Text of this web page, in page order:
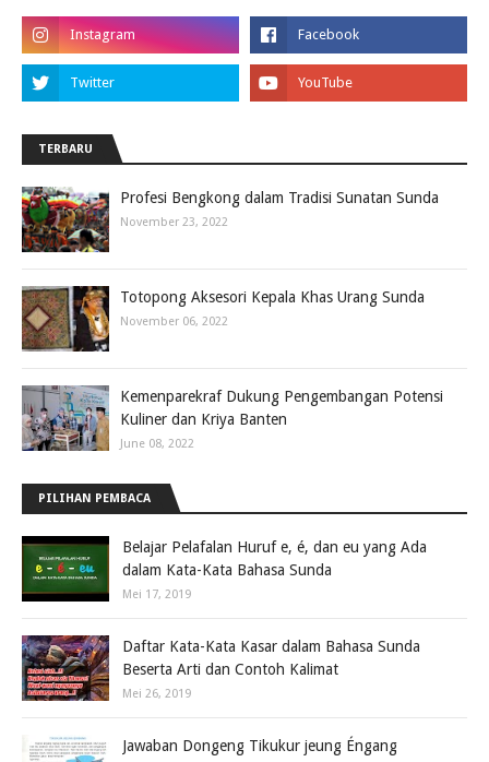
TERBARU
Profesi Bengkong dalam Tradisi Sunatan Sunda
November 23, 2022
Totopong Aksesori Kepala Khas Urang Sunda
November 06, 2022
Kemenparekraf Dukung Pengembangan Potensi
Kuliner dan Kriya Banten
June 08, 2022
PILIHAN PEMBACA
Belajar Pelafalan Huruf e, é, dan eu yang Ada
dalam Kata-Kata Bahasa Sunda
Mei 17, 2019
Daftar Kata-Kata Kasar dalam Bahasa Sunda
Beserta Arti dan Contoh Kalimat
Mei 26, 2019
Jawaban Dongeng Tikukur jeung Éngang